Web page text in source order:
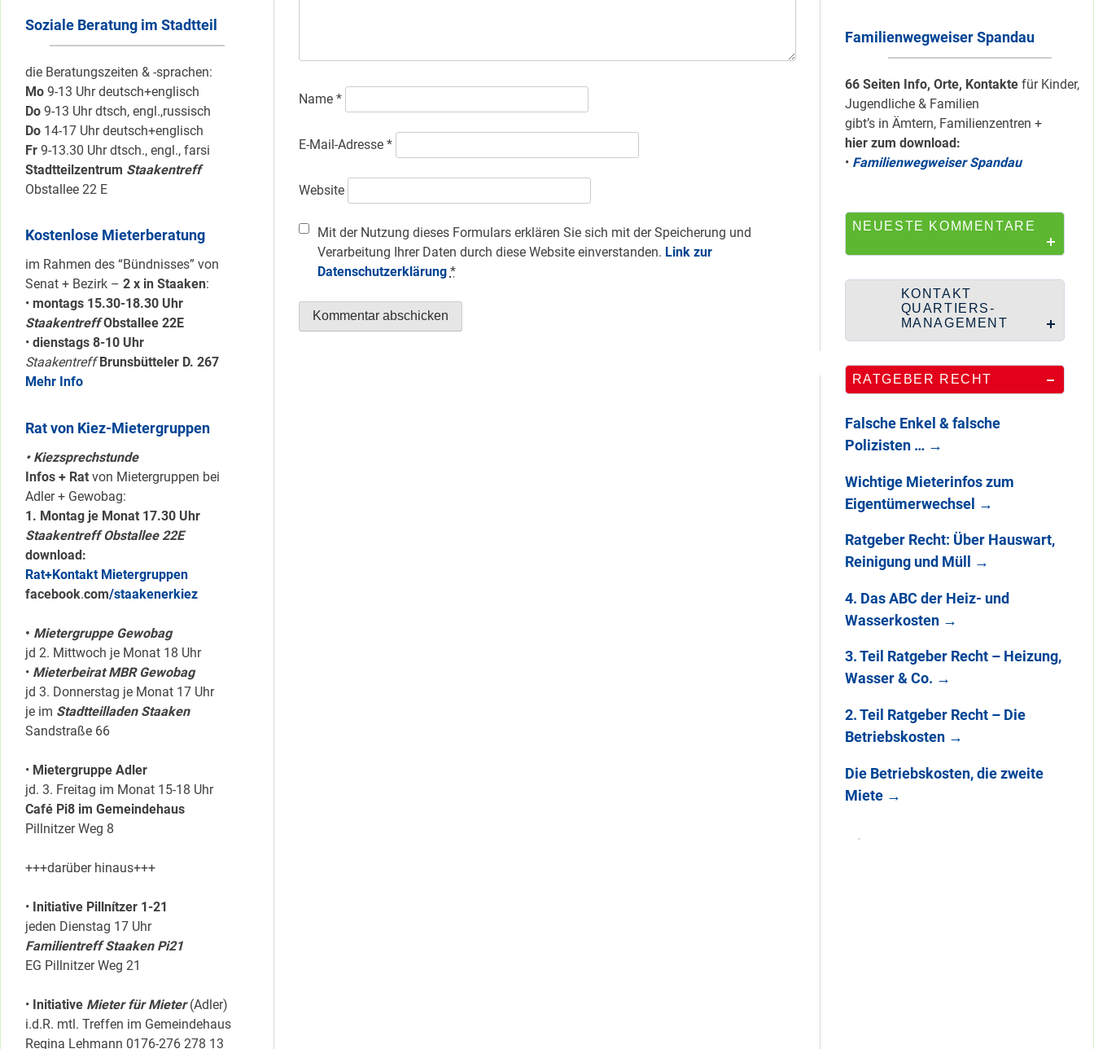
Name *
E-Mail-Adresse *
Website
Mit der Nutzung dieses Formulars erklären Sie sich mit der Speicherung und
Verarbeitung Ihrer Daten durch diese Website einverstanden. Link zur
Datenschutzerklärung *
Soziale Beratung im Stadtteil
die Beratungszeiten & -sprachen:
Mo 9-13 Uhr deutsch+englisch
Do 9-13 Uhr dtsch, engl.,russisch
Do 14-17 Uhr deutsch+englisch
Fr 9-13.30 Uhr dtsch., engl., farsi
Stadtteilzentrum Staakentreff
Obstallee 22 E
Kostenlose Mieterberatung
im Rahmen des “Bündnisses” von
Senat + Bezirk – 2 x in Staaken:
• montags 15.30-18.30 Uhr
Staakentreff Obstallee 22E
• dienstags 8-10 Uhr
Staakentreff Brunsbütteler D. 267
Mehr Info
Rat von Kiez-Mietergruppen
• Kiezsprechstunde
Infos + Rat von Mietergruppen bei
Adler + Gewobag:
1. Montag je Monat 17.30 Uhr
Staakentreff Obstallee 22E
download:
Rat+Kontakt Mietergruppen
facebook.com/staakenerkiez
• Mietergruppe Gewobag
jd 2. Mittwoch je Monat 18 Uhr
• Mieterbeirat MBR Gewobag
jd 3. Donnerstag je Monat 17 Uhr
je im Stadtteilladen Staaken
Sandstraße 66
• Mietergruppe Adler
jd. 3. Freitag im Monat 15-18 Uhr
Café Pi8 im Gemeindehaus
Pillnitzer Weg 8
+++darüber hinaus+++
• Initiative Pillnítzer 1-21
jeden Dienstag 17 Uhr
Familientreff Staaken Pi21
EG Pillnitzer Weg 21
• Initiative Mieter für Mieter(Adler)
i.d.R. mtl. Treffen im Gemeindehaus
Regina Lehmann 0176-276 278 13
Familienwegweiser Spandau
66 Seiten Info, Orte, Kontakte für Kinder,
Jugendliche & Familien
gibt’s in Ämtern, Familienzentren +
hier zum download:
• Familienwegweiser Spandau
NEUESTE KOMMENTARE
KONTAKT
QUARTIERS-
MANAGEMENT
RATGEBER RECHT
Falsche Enkel & falsche
Polizisten … →
Wichtige Mieterinfos zum
Eigentümerwechsel →
Ratgeber Recht: Über Hauswart,
Reinigung und Müll
→
4. Das ABC der Heiz- und
Wasserkosten →
3. Teil Ratgeber Recht – Heizung,
Wasser & Co. →
2. Teil Ratgeber Recht – Die
Betriebskosten →
Die Betriebskosten, die zweite
Miete →
Mit Mieter-Kohle
auf Senats-Kohle
errichtet
Wie Staaken zu
zwei Hahnebergen
100 Jahre
Heerstraße
Endlich: So war
DAS
2025